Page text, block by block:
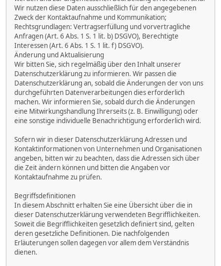
Wir nutzen diese Daten ausschließlich für den angegebenen
Zweck der Kontaktaufnahme und Kommunikation;
Rechtsgrundlagen: Vertragserfüllung und vorvertragliche
Anfragen (Art. 6 Abs. 1 S. 1 lit. b) DSGVO), Berechtigte
Interessen (Art. 6 Abs. 1 S. 1 lit. f) DSGVO).
Änderung und Aktualisierung
Wir bitten Sie, sich regelmäßig über den Inhalt unserer
Datenschutzerklärung zu informieren. Wir passen die
Datenschutzerklärung an, sobald die Änderungen der von uns
durchgeführten Datenverarbeitungen dies erforderlich
machen. Wir informieren Sie, sobald durch die Änderungen
eine Mitwirkungshandlung Ihrerseits (z. B. Einwilligung) oder
eine sonstige individuelle Benachrichtigung erforderlich wird.
Sofern wir in dieser Datenschutzerklärung Adressen und
Kontaktinformationen von Unternehmen und Organisationen
angeben, bitten wir zu beachten, dass die Adressen sich über
die Zeit ändern können und bitten die Angaben vor
Kontaktaufnahme zu prüfen.
Begriffsdefinitionen
In diesem Abschnitt erhalten Sie eine Übersicht über die in
dieser Datenschutzerklärung verwendeten Begrifflichkeiten.
Soweit die Begrifflichkeiten gesetzlich definiert sind, gelten
deren gesetzliche Definitionen. Die nachfolgenden
Erläuterungen sollen dagegen vor allem dem Verständnis
dienen.